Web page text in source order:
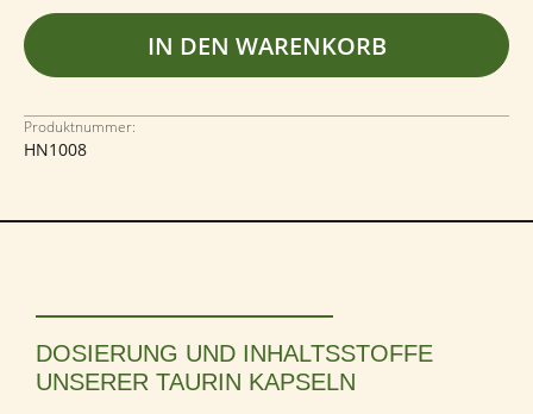
IN DEN WARENKORB
Produktnummer:
HN1008
DOSIERUNG UND INHALTSSTOFFE
UNSERER TAURIN KAPSELN